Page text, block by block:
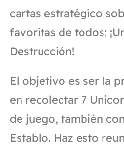
cartas estratégico
favoritas de todos:
Destrucción!
El objetivo es ser la
en recolectar 7
de juego, también
Establo. Haz esto